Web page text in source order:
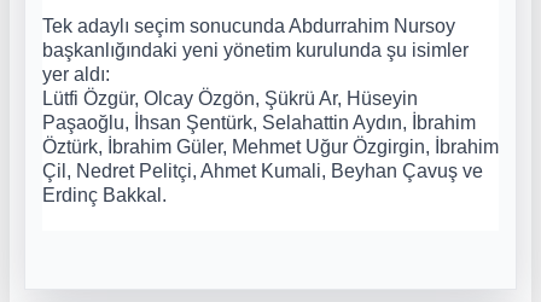
Tek adaylı seçim sonucunda Abdurrahim Nursoy
başkanlığındaki yeni yönetim kurulunda şu isimler
yer aldı:
Lütfi Özgür, Olcay Özgön, Şükrü Ar, Hüseyin
Paşaoğlu, İhsan Şentürk, Selahattin Aydın, İbrahim
Öztürk, İbrahim Güler, Mehmet Uğur Özgirgin, İbrahim
Çil, Nedret Pelitçi, Ahmet Kumali, Beyhan Çavuş ve
Erdinç Bakkal.